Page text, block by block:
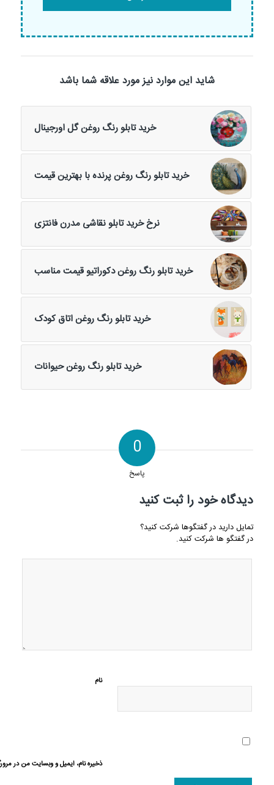
شاید این موارد نیز مورد علاقه شما باشد
خرید تابلو رنگ روغن گل اورجینال
خرید تابلو رنگ روغن پرنده با بهترین قیمت
نرخ خرید تابلو نقاشی مدرن فانتزی
خرید تابلو رنگ روغن دکوراتیو قیمت مناسب
خرید تابلو رنگ روغن اتاق کودک
خرید تابلو رنگ روغن حیوانات
0
پاسخ
دیدگاه خود را ثبت کنید
تمایل دارید در گفتگوها شرکت کنید؟
در گفتگو ها شرکت کنید.
نام
ذخیره نام، ایمیل و وبسایت من در